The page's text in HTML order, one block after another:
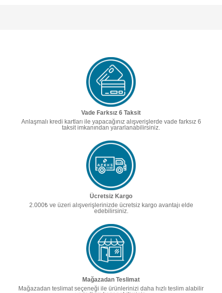
Vade Farksız 6 Taksit
Anlaşmalı kredi kartları ile yapacağınız alışverişlerde vade farksız 6
taksit imkanından yararlanabilirsiniz.
Ücretsiz Kargo
2.000₺ ve üzeri alışverişlerinizde ücretsiz kargo avantajı elde
edebilirsiniz.
Mağazadan Teslimat
Mağazadan teslimat seçeneği ile ürünlerinizi daha hızlı teslim alabilir